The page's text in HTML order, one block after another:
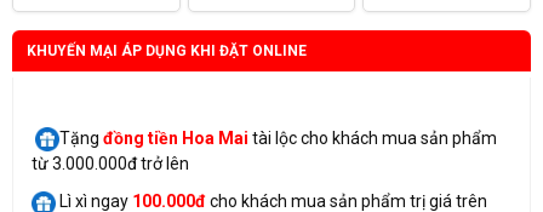
KHUYẾN MẠI ÁP DỤNG KHI ĐẶT ONLINE
Tặng đồng tiền Hoa Mai tài lộc cho khách mua sản phẩm
từ 3.000.000đ trở lên
Lì xì ngay 100.000đcho khách mua sản phẩm trị giá trên